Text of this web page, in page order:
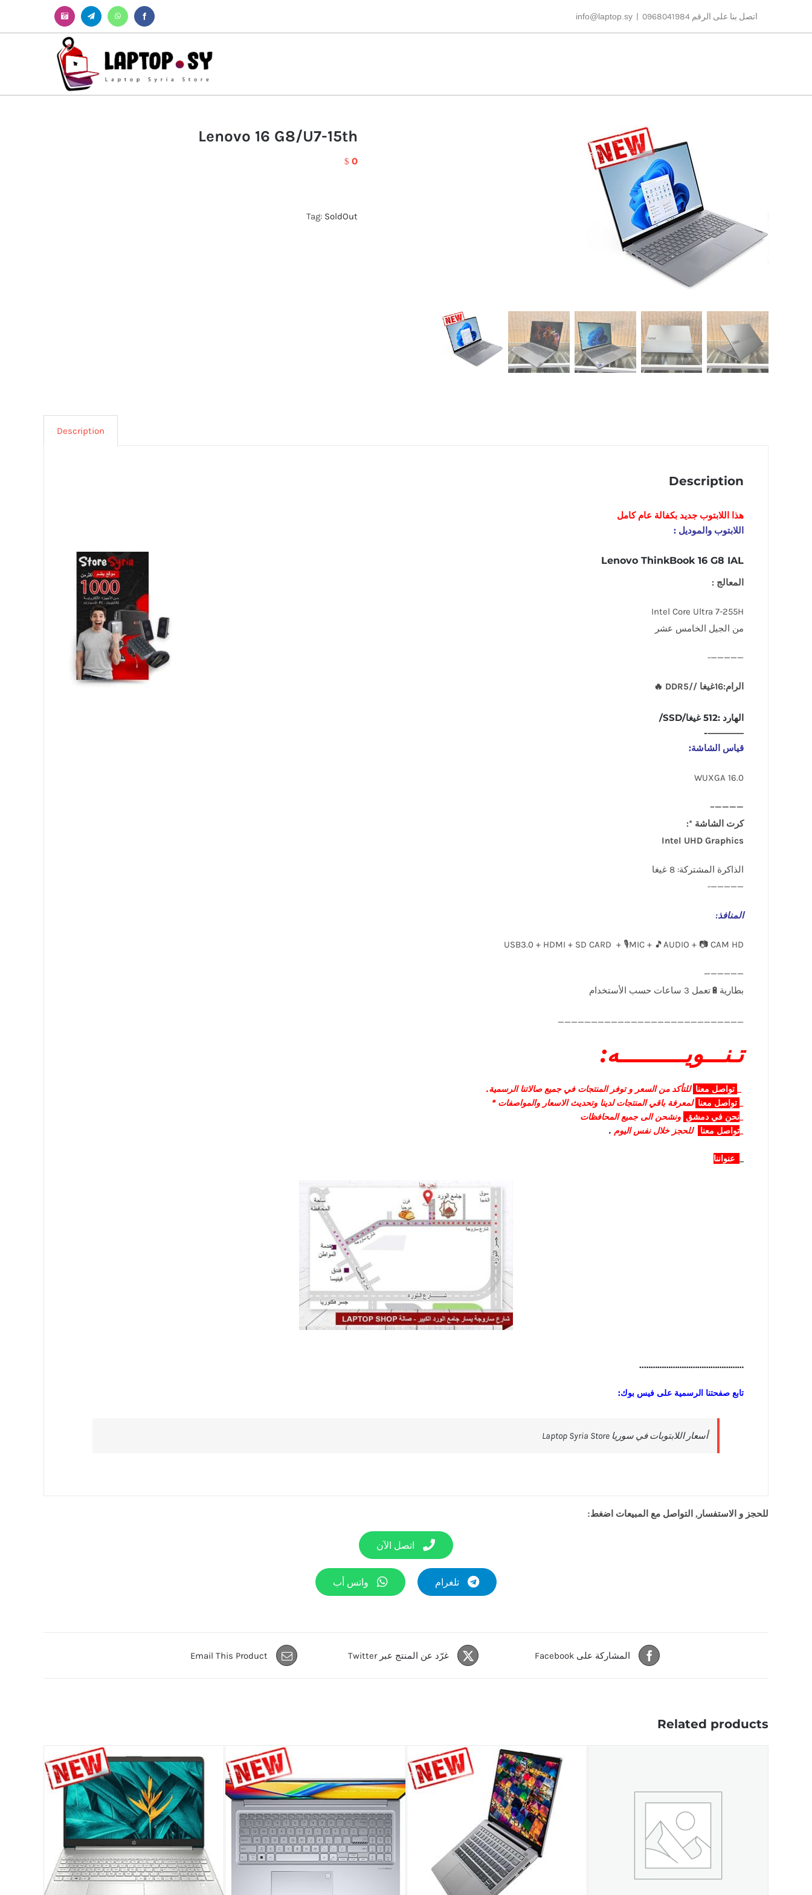
اتصل بنا على الرقم 0968041984 |
info@laptop.sy
Facebook
WhatsApp
Telegram
Instagram
Lenovo 16 G8/U7-15th
$ 0
Tag: SoldOut
Description
Description
هذا اللابتوب جديد بكفالة عام كامل
اللابتوب والموديل :
Lenovo ThinkBook 16 G8 IAL
المعالج :
Intel Core Ultra 7-255H
من الجيل الخامس عشر
—————-
الرام:16غيغا //DDR5 🔥
الهارد :512 غيغا/SSD/
————-
قياس الشاشة:
16.0 WUXGA
————–
كرت الشاشة *:
Intel UHD Graphics
الذاكرة المشتركة: 8 غيغا
—————-
المنافذ:
USB3.0 + HDMI + SD CARD + 🎙️MIC + 🎵AUDIO + 📷 CAM HD
____________________________
تـنـــويــــــــــه:
تواصل معنا للتأكد من السعر و توفر المنتجات في جميع صالاتنا الرسمية.
تواصل معنا لمعرفة باقي المنتجات لدينا وتحديث الاسعار والمواصفات *
نحن في دمشق ونشحن الى جميع المحافظات
تواصل معنا للحجز خلال نفس اليوم .
عنواننا
………………………………………..
تابع صفحتنا الرسمية على فيس بوك:
للحجز و الاستفسار, التواصل مع المبيعات اضغط:
اتصل الآن
تلغرام واتس أب
المشاركة على Facebook غرّد عن المنتج عبر Twitter Email This Product
Related products